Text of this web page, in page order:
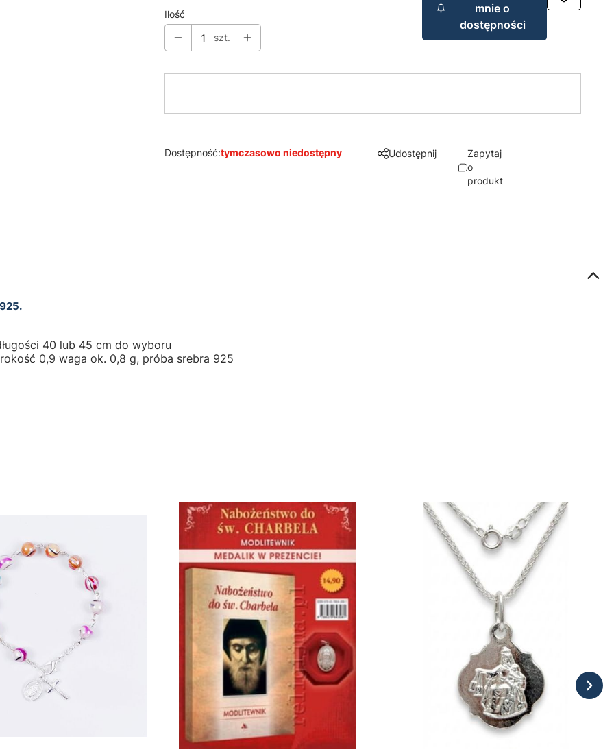
Ilość
szt.
mnie o
dostępności
Dostępność:tymczasowo niedostępny Udostępnij
Zapytaj
o
produkt
40 lub 45 cm do wyboru
0,9 waga ok. 0,8 g, próba srebra 925